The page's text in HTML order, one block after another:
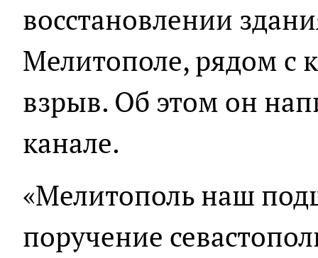
восстановлении
Мелитополе, рядом с
взрыв. Об этом он
канале.
«Мелитополь наш
поручение